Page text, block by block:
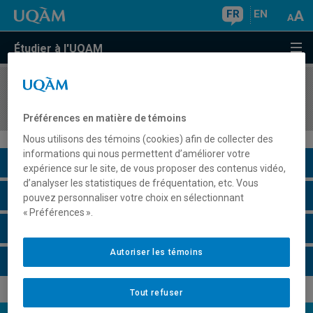
FR EN
Étudier à l'UQAM
COURS//
Description du cours
Horaire - Été 2026
Préférences en matière de témoins
Nous utilisons des témoins (cookies) afin de collecter des
informations qui nous permettent d’améliorer votre
expérience sur le site, de vous proposer des contenus vidéo,
d’analyser les statistiques de fréquentation, etc. Vous
pouvez personnaliser votre choix en sélectionnant
« Préférences ».
Tout refuser
Autoriser les témoins